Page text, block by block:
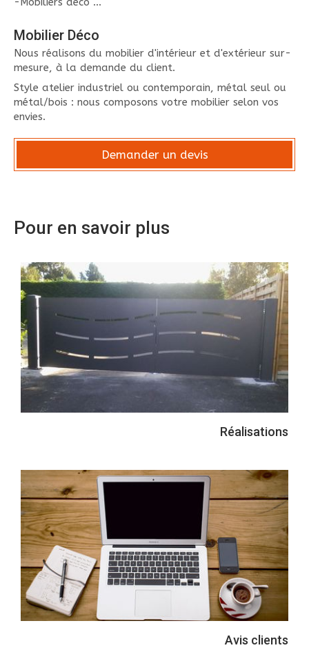
Mobilier Déco
Nous réalisons du mobilier d'intérieur et d'extérieur sur-
mesure, à la demande du client.
Style atelier industriel ou contemporain, métal seul ou
métal/bois : nous composons votre mobilier selon vos
envies.
Demander un devis
Pour en savoir plus
Réalisations
Avis clients